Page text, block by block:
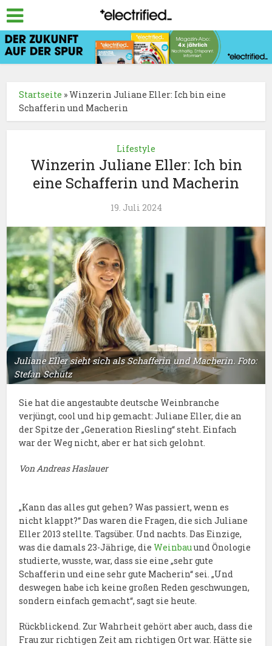
Startseite »Winzerin Juliane Eller: Ich bin eine
Schafferin und Macherin
Lifestyle
Winzerin Juliane Eller: Ich bin
eine Schafferin und Macherin
19. Juli 2024
Juliane Eller sieht sich als Schafferin und Macherin. Foto:
Stefan Schütz
Sie hat die angestaubte deutsche Weinbranche
verjüngt, cool und hip gemacht: Juliane Eller, die an
der Spitze der „Generation Riesling“ steht. Einfach
war der Weg nicht, aber er hat sich gelohnt.
Von Andreas Haslauer
„Kann das alles gut gehen? Was passiert, wenn es
nicht klappt?“ Das waren die Fragen, die sich Juliane
Eller 2013 stellte. Tagsüber. Und nachts. Das Einzige,
was die damals 23-Jährige, dieWeinbauund Önologie
studierte, wusste, war, dass sie eine „sehr gute
Schafferin und eine sehr gute Macherin“ sei. „Und
deswegen habe ich keine großen Reden geschwungen,
sondern einfach gemacht“, sagt sie heute.
Rückblickend. Zur Wahrheit gehört aber auch, dass die
Frau zur richtigen Zeit am richtigen Ort war. Hätte sie